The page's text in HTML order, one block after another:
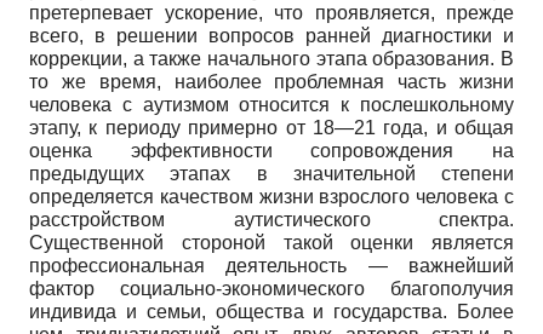
претерпевает ускорение, что проявляется, прежде
всего, в решении вопросов ранней диагностики и
коррекции, а также начального этапа образования. В
то же время, наиболее проблемная часть жизни
человека с аутизмом относится к послешкольному
этапу, к периоду примерно от 18—21 года, и общая
оценка эффективности сопровождения на
предыдущих этапах в значительной степени
определяется качеством жизни взрослого человека с
расстройством аутистического спектра.
Существенной стороной такой оценки является
профессиональная деятельность — важнейший
фактор социально-экономического благополучия
индивида и семьи, общества и государства. Более